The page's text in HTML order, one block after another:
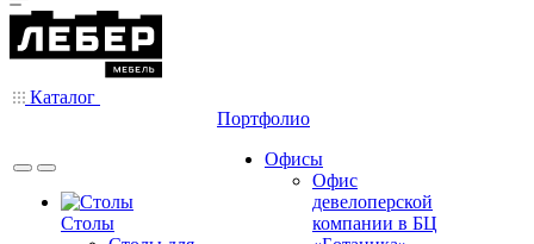
Каталог
Столы
Портфолио
Офисы
Офис
девелоперской
компании в БЦ